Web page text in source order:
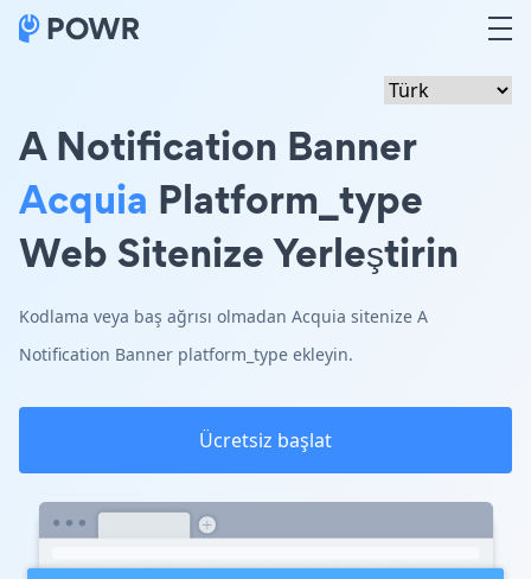
A Notification Banner
Acquia Platform_type
Web Sitenize Yerleştirin
Kodlama veya baş ağrısı olmadan Acquia sitenize A
Notification Banner platform_type ekleyin.
Ücretsiz başlat